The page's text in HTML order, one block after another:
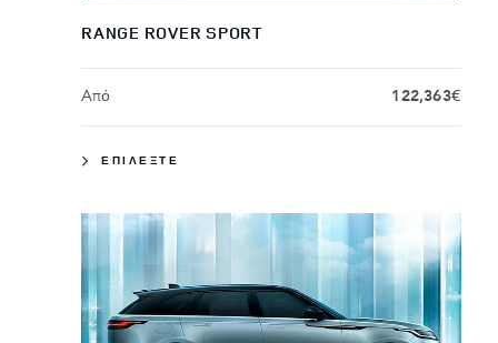
RANGE ROVER SPORT
Aπό 122,363€
ΕΠΙΛΕΞΤΕ